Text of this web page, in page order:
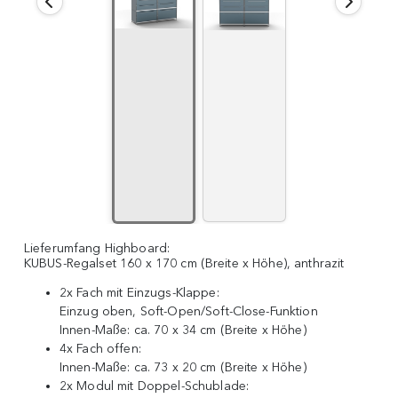
Lieferumfang Highboard:
KUBUS-Regalset 160 x 170 cm (Breite x Höhe), anthrazit
2x Fach mit Einzugs-Klappe:
Einzug oben, Soft-Open/Soft-Close-Funktion
Innen-Maße: ca. 70 x 34 cm (Breite x Höhe)
4x Fach offen:
Innen-Maße: ca. 73 x 20 cm (Breite x Höhe)
2x Modul mit Doppel-Schublade: